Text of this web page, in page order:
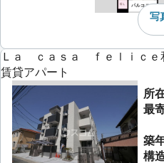
写
Ｌａ ｃａｓａ ｆｅｌｉｃｅ
賃貸アパート
所
最
築
構